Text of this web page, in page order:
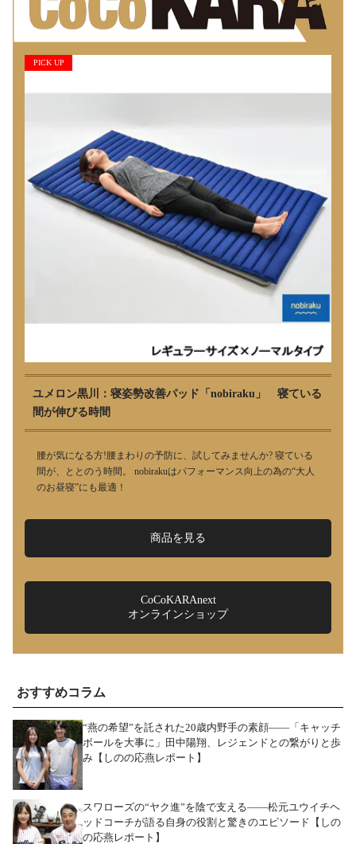
PICK UP
ユメロン黒川：寝姿勢改善パッド「nobiraku」 寝ている
間が伸びる時間
腰が気になる方!腰まわりの予防に、試してみませんか? 寝ている
間が、ととのう時間。 nobirakuはパフォーマンス向上の為の“大人
のお昼寝”にも最適！
商品を見る
CoCoKARAnext
オンラインショップ
おすすめコラム
“燕の希望”を託された20歳内野手の素顔――「キャッチ
ボールを大事に」田中陽翔、レジェンドとの繋がりと歩
み【しのの応燕レポート】
スワローズの“ヤク進”を陰で支える――松元ユウイチヘ
ッドコーチが語る自身の役割と驚きのエピソード【しの
の応燕レポート】